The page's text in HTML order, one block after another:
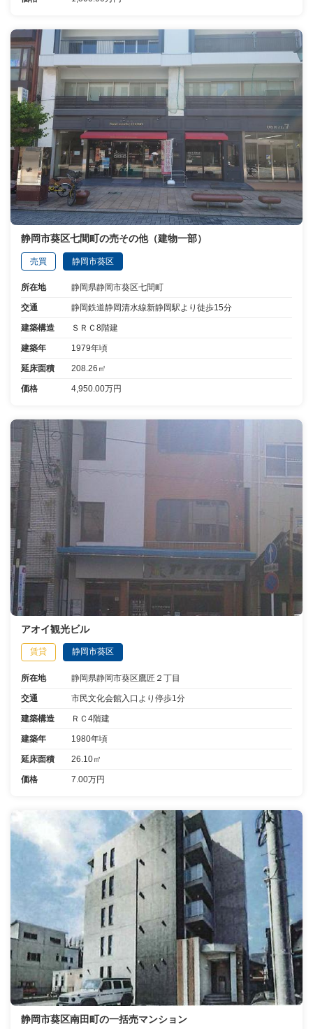
静岡市葵区七間町の売その他（建物一部）
売買 静岡市葵区
所在地 静岡県静岡市葵区七間町
交通 静岡鉄道静岡清水線新静岡駅より徒歩15分
建築構造 ＳＲＣ8階建
建築年 1979年頃
延床面積 208.26㎡
価格 4,950.00万円
アオイ観光ビル
賃貸 静岡市葵区
所在地 静岡県静岡市葵区鷹匠２丁目
交通 市民文化会館入口より停歩1分
建築構造 ＲＣ4階建
建築年 1980年頃
延床面積 26.10㎡
価格 7.00万円
静岡市葵区南田町の一括売マンション